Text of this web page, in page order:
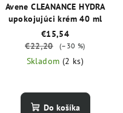
Avene CLEANANCE HYDRA
upokojujúci krém 40 ml
€15,54
€22,20
(–30 %)
Skladom (2 ks)
Do košíka